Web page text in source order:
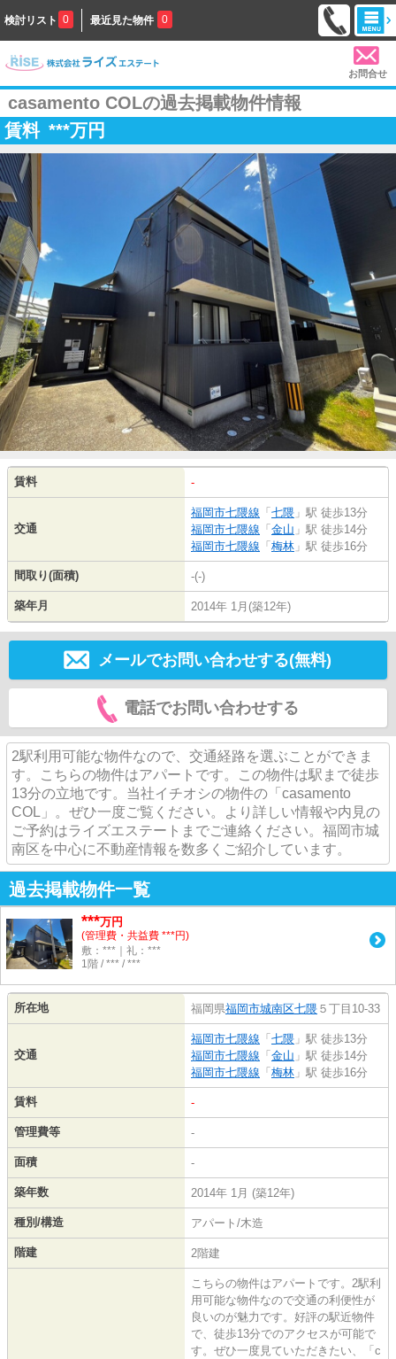
検討リスト 0 最近見た物件 0
お問合せ
casamento COLの過去掲載物件情報
賃料 ***万円
賃料 -
交通
福岡市七隈線 「 七隈 」駅 徒歩13分
福岡市七隈線 「 金山 」駅 徒歩14分
福岡市七隈線 「 梅林 」駅 徒歩16分
間取り(面積) -(-)
築年月 2014年 1月(築12年)
メールでお問い合わせする(無料)
電話でお問い合わせする
2駅利用可能な物件なので、交通経路を選ぶことができま
す。こちらの物件はアパートです。この物件は駅まで徒歩
13分の立地です。当社イチオシの物件の「casamento
COL」。ぜひ一度ご覧ください。より詳しい情報や内見の
ご予約はライズエステートまでご連絡ください。福岡市城
南区を中心に不動産情報を数多くご紹介しています。
過去掲載物件一覧
***万円
(管理費・共益費 ***円)
敷：***｜礼：***
1階 / *** / ***
所在地 福岡県福岡市城南区七隈 ５丁目10-33
交通
福岡市七隈線 「 七隈 」駅 徒歩13分
福岡市七隈線 「 金山 」駅 徒歩14分
福岡市七隈線 「 梅林 」駅 徒歩16分
賃料 -
管理費等 -
面積 -
築年数 2014年 1月 (築12年)
種別/構造 アパート/木造
階建 2階建
こちらの物件はアパートです。2駅利
用可能な物件なので交通の利便性が
良いのが魅力です。好評の駅近物件
で、徒歩13分でのアクセスが可能で
す。ぜひ一度見ていただきたい、「c